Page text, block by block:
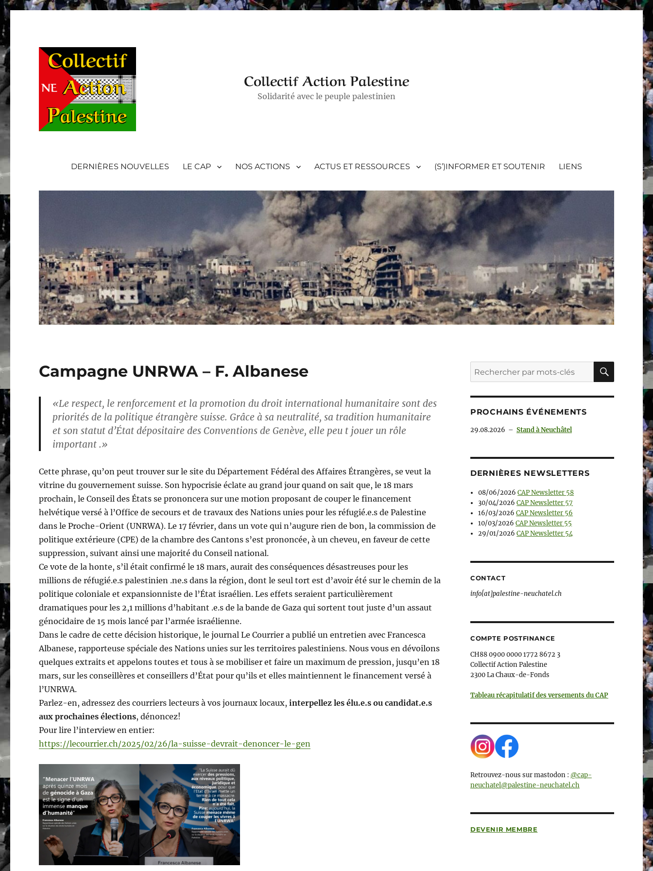
Collectif Action Palestine
Solidarité avec le peuple palestinien
DERNIÈRES NOUVELLES LE CAP NOS ACTIONS ACTUS ET RESSOURCES (S’)INFORMER ET SOUTENIR LIENS
Campagne UNRWA – F. Albanese
«Le respect, le renforcement et la promotion du droit international humanitaire sont des
priorités de la politique étrangère suisse. Grâce à sa neutralité, sa tradition humanitaire
et son statut d’État dépositaire des Conventions de Genève, elle peu t jouer un rôle
important .»
Cette phrase, qu’on peut trouver sur le site du Département Fédéral des Affaires Étrangères, se veut la
vitrine du gouvernement suisse. Son hypocrisie éclate au grand jour quand on sait que, le 18 mars
prochain, le Conseil des États se prononcera sur une motion proposant de couper le financement
helvétique versé à l’Office de secours et de travaux des Nations unies pour les réfugié.e.s de Palestine
dans le Proche-Orient (UNRWA). Le 17 février, dans un vote qui n’augure rien de bon, la commission de
politique extérieure (CPE) de la chambre des Cantons s’est prononcée, à un cheveu, en faveur de cette
suppression, suivant ainsi une majorité du Conseil national.
Ce vote de la honte, s’il était confirmé le 18 mars, aurait des conséquences désastreuses pour les
millions de réfugié.e.s palestinien .ne.s dans la région, dont le seul tort est d’avoir été sur le chemin de la
politique coloniale et expansionniste de l’État israélien. Les effets seraient particulièrement
dramatiques pour les 2,1 millions d’habitant .e.s de la bande de Gaza qui sortent tout juste d’un assaut
génocidaire de 15 mois lancé par l’armée israélienne.
Dans le cadre de cette décision historique, le journal Le Courrier a publié un entretien avec Francesca
Albanese, rapporteuse spéciale des Nations unies sur les territoires palestiniens. Nous vous en dévoilons
quelques extraits et appelons toutes et tous à se mobiliser et faire un maximum de pression, jusqu’en 18
mars, sur les conseillères et conseillers d’État pour qu’ils et elles maintiennent le financement versé à
l’UNRWA.
Parlez-en, adressez des courriers lecteurs à vos journaux locaux,interpellez les élu.e.s ou candidat.e.s
aux prochaines élections, dénoncez!
Pour lire l’interview en entier:
https://lecourrier.ch/2025/02/26/la-suisse-devrait-denoncer-le-gen
Recherche
pour :
PROCHAINS ÉVÉNEMENTS
29.08.2026 – Stand à Neuchâtel
DERNIÈRES NEWSLETTERS
08/06/2026 CAP Newsletter 58
30/04/2026 CAP Newsletter 57
16/03/2026 CAP Newsletter 56
10/03/2026 CAP Newsletter 55
29/01/2026 CAP Newsletter 54
CONTACT
info[at]palestine-neuchatel.ch
COMPTE POSTFINANCE
CH88 0900 0000 1772 8672 3
Collectif Action Palestine
2300 La Chaux-de-Fonds
Tableau récapitulatif des versements du CAP
Retrouvez-nous sur mastodon : @cap-
neuchatel@palestine-neuchatel.ch
DEVENIR MEMBRE